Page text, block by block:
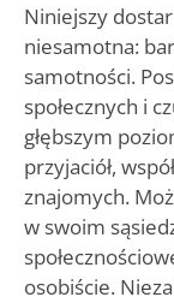
Niniejszy
niesamotna:
samotności.
społecznych i
głębszym
przyjaciół,
znajomych.
w swoim
osobiście.